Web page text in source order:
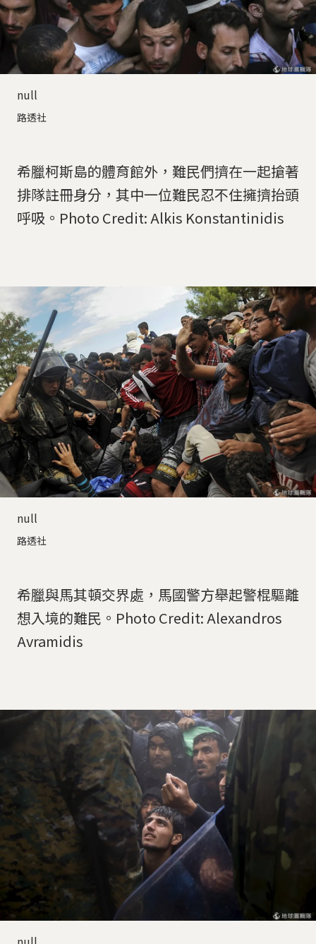
null
路透社
希臘柯斯島的體育館外，難民們擠在一起搶著
排隊註冊身分，其中一位難民忍不住擁擠抬頭
呼吸。Photo Credit: Alkis Konstantinidis
null
路透社
希臘與馬其頓交界處，馬國警方舉起警棍驅離
想入境的難民。Photo Credit: Alexandros
Avramidis